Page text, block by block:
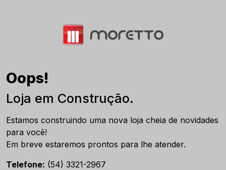
Oops!
Loja em Construção.
Estamos construindo uma nova loja cheia de novidades
para você!
Em breve estaremos prontos para lhe atender.
Telefone: (54) 3321-2967